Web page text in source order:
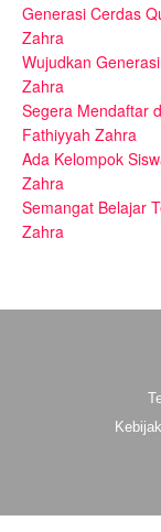
Generasi Cerdas
Zahra
Wujudkan
Zahra
Segera Mendaftar
Fathiyyah Zahra
Ada Kelompok
Zahra
Semangat Belajar
Zahra